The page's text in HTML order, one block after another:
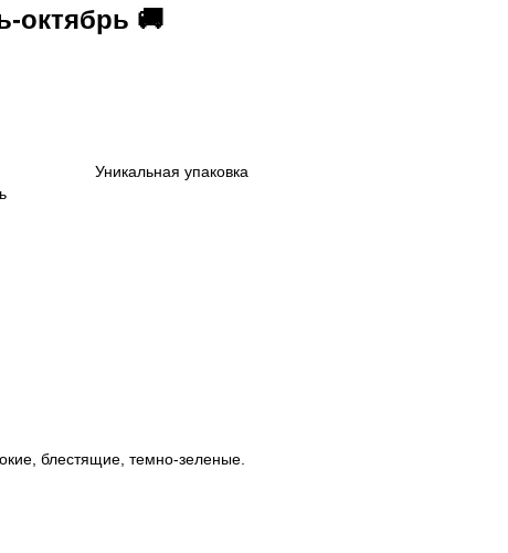
октябрь 🚚
Уникальная упаковка
блестящие, темно-зеленые.